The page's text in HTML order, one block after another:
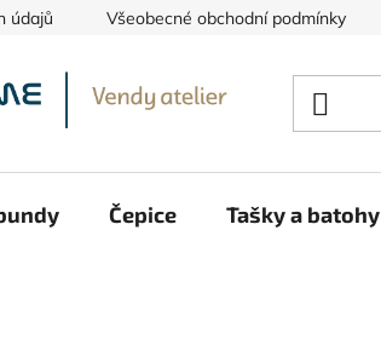
údajů Všeobecné obchodní podmínky
Čepice Tašky a batohy